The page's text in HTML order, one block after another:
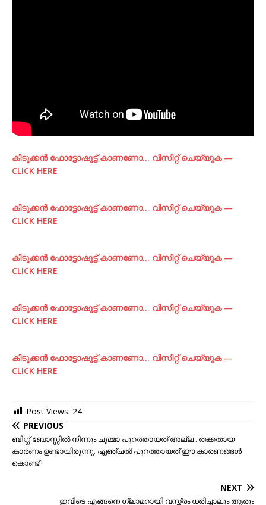
കിടുക്കന്‍ ഫോട്ടോഷൂട്ട്‌ കാണണോ… വിസിറ്റ് ചെയ്യുക —
CLICK HERE
കിടുക്കന്‍ ഫോട്ടോഷൂട്ട്‌ കാണണോ… വിസിറ്റ് ചെയ്യുക —
CLICK HERE
കിടുക്കന്‍ ഫോട്ടോഷൂട്ട്‌ കാണണോ… വിസിറ്റ് ചെയ്യുക —
CLICK HERE
കിടുക്കന്‍ ഫോട്ടോഷൂട്ട്‌ കാണണോ… വിസിറ്റ് ചെയ്യുക —
CLICK HERE
കിടുക്കന്‍ ഫോട്ടോഷൂട്ട്‌ കാണണോ… വിസിറ്റ് ചെയ്യുക —
CLICK HERE
Post Views: 24
PREVIOUS
ബിഗ്ഗ് ബോസ്സില്‍ നിന്നും ചുമ്മാ പുറത്തായത് അല്ല . തക്കതായ
കാരണം ഉണ്ടായിരുന്നു. ഏഞ്ചൽ പുറത്തായത് ഈ കാരണങ്ങള്‍
കൊണ്ട്!!
NEXT
ഇവിടെ എങ്ങനെ ഗ്ലാമറായി വസ്ത്രം ധരിച്ചാലും ആരും